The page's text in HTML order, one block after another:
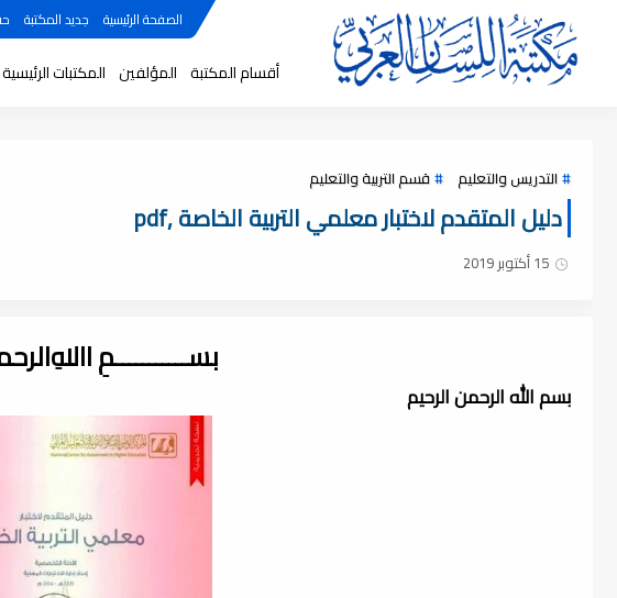
الصفحة الرئيسية جديد المكتبة
أقسام المكتبة المؤلفين المكتبات الرئيسية
التدريس والتعليم قسم التربية والتعليم
دليل المتقدم لاختبار معلمي التربية الخاصة ,pdf
15 أكتوبر 2019
بســـــــــــمِ
بسم الله الرحمن الرحيم